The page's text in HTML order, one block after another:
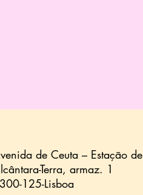
de Ceuta – Estação de
Terra, armaz. 1
125-Lisboa